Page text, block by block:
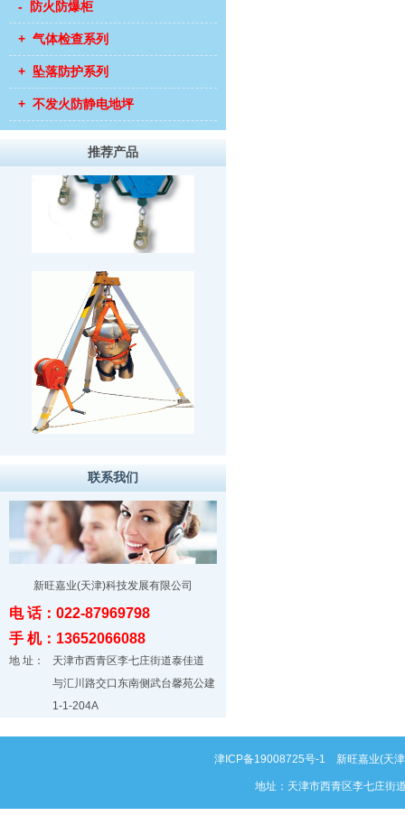
- 防火防爆柜
+ 气体检查系列
+ 坠落防护系列
+ 不发火防静电地坪
推荐产品
联系我们
新旺嘉业(天津)科技发展有限公司
电 话：022-87969798
手 机：13652066088
地 址：
天津市西青区李七庄街道泰佳道
与汇川路交口东南侧武台馨苑公建
1-1-204A
津ICP备19008725号-1 新旺嘉业(天
地址：天津市西青区李七庄街